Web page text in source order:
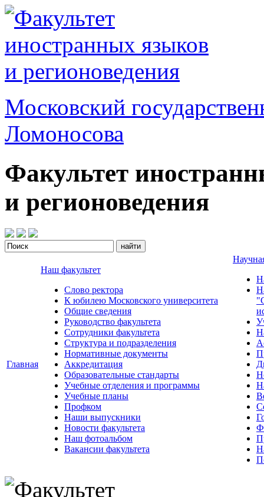
Московский
Ломоносова
Факультет
и регионоведения
Главная
Наш факультет
Слово ректора
К юбилею Московского университета
Общие сведения
Руководство факультета
Сотрудники факультета
Структура и подразделения
Нормативные документы
Аккредитация
Образовательные стандарты
Учебные отделения и программы
Учебные планы
Профком
Наши выпускники
Новости факультета
Наш фотоальбом
Вакансии факультета